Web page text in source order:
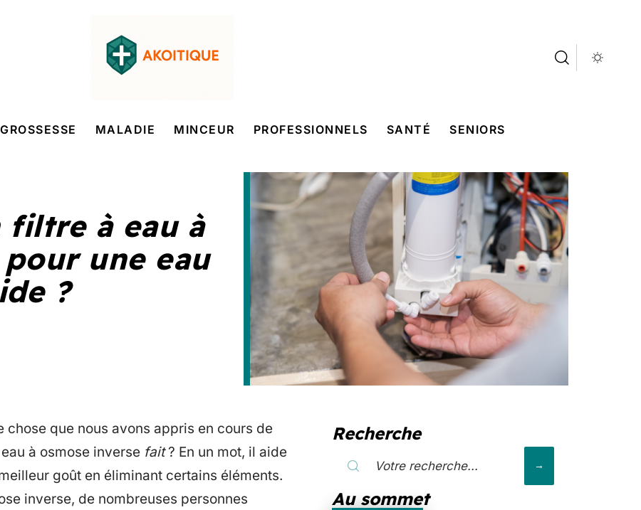
GROSSESSE MALADIE MINCEUR PROFESSIONNELS SANTÉ SENIORS
filtre à eau à
une eau
?
chose que nous avons appris en cours de
à osmose inverse fait? En un mot, il aide
goût en éliminant certains éléments.
inverse, de nombreuses personnes
Recherche
Au sommet